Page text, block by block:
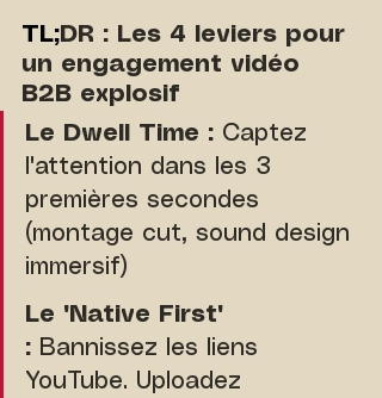
TL; DR : Les 4 leviers pour
un engagement vidéo
B2B explosif
Le Dwell Time : Captez
l'attention dans les 3
premières secondes
(montage cut, sound design
immersif)
Le "Native First"
: Bannissez les liens
YouTube. Uploadez